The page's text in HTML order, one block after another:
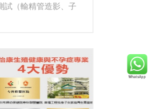
試（輸精管造影、子